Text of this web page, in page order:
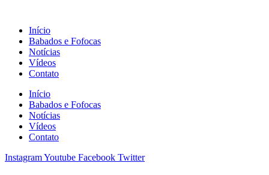
conteúdo
Início
Babados e Fofocas
Notícias
Vídeos
Contato
Início
Babados e Fofocas
Notícias
Vídeos
Contato
InstagramYoutube Facebook Twitter